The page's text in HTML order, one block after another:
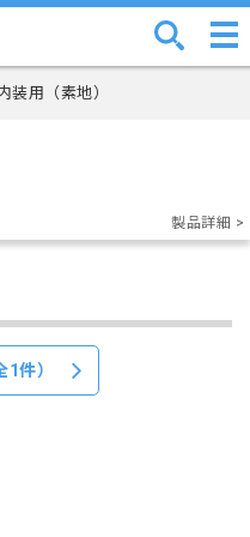
装用（素地）
製品詳細 >
件）